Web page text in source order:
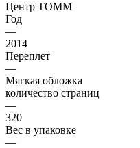
Центр ТОММ
Год
—
2014
Переплет
—
Мягкая обложка
количество страниц
—
320
Вес в упаковке
—